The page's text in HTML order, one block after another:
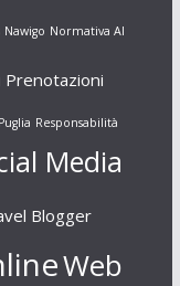
Nawigo Normativa AI
Prenotazioni
Puglia Responsabilità
Media
Blogger
Web